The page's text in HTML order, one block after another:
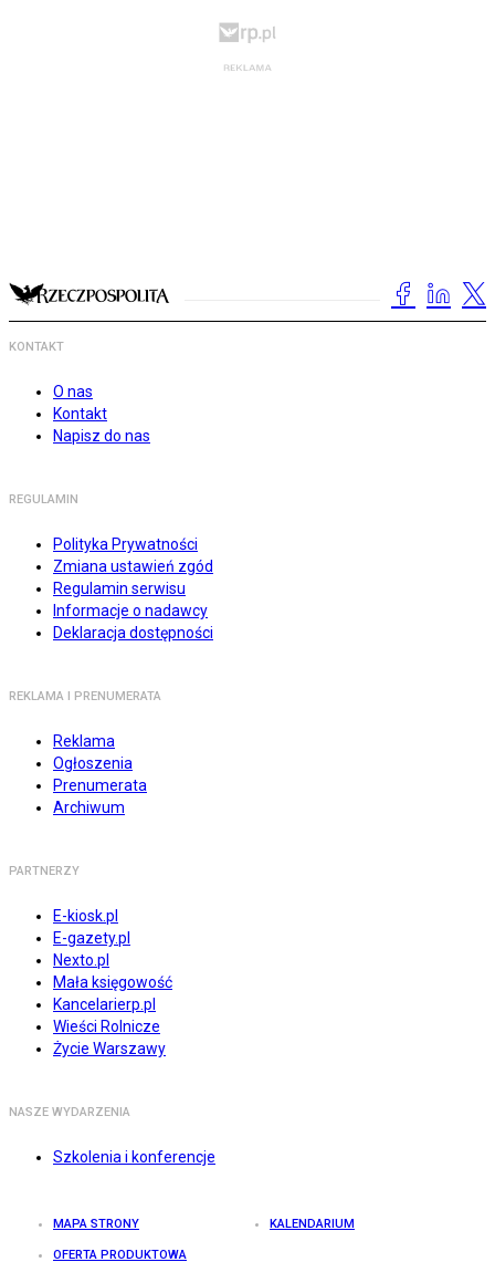
KONTAKT
O nas
Kontakt
Napisz do nas
REGULAMIN
Polityka Prywatności
Zmiana ustawień zgód
Regulamin serwisu
Informacje o nadawcy
Deklaracja dostępności
REKLAMA I PRENUMERATA
Reklama
Ogłoszenia
Prenumerata
Archiwum
PARTNERZY
E-kiosk.pl
E-gazety.pl
Nexto.pl
Mała księgowość
Kancelarierp.pl
Wieści Rolnicze
Życie Warszawy
NASZE WYDARZENIA
Szkolenia i konferencje
MAPA STRONY KALENDARIUM
OFERTA PRODUKTOWA